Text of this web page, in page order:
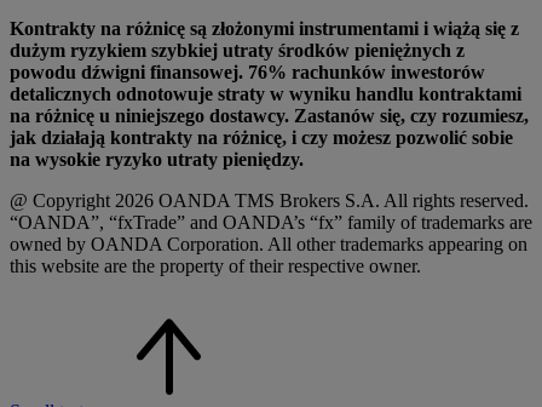
Kontrakty na różnicę są złożonymi instrumentami i wiążą się z
dużym ryzykiem szybkiej utraty środków pieniężnych z
powodu dźwigni finansowej. 76% rachunków inwestorów
detalicznych odnotowuje straty w wyniku handlu kontraktami
na różnicę u niniejszego dostawcy. Zastanów się, czy rozumiesz,
jak działają kontrakty na różnicę, i czy możesz pozwolić sobie
na wysokie ryzyko utraty pieniędzy.
@ Copyright 2026 OANDA TMS Brokers S.A. All rights reserved.
“OANDA”, “fxTrade” and OANDA’s “fx” family of trademarks are
owned by OANDA Corporation. All other trademarks appearing on
this website are the property of their respective owner.